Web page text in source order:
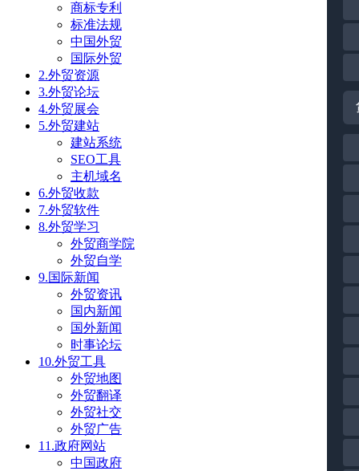
商标专利
标准法规
中国外贸
国际外贸
2.外贸资源
3.外贸论坛
4.外贸展会
5.外贸建站
建站系统
SEO工具
主机域名
6.外贸收款
7.外贸软件
8.外贸学习
外贸商学院
外贸自学
9.国际新闻
外贸资讯
国内新闻
国外新闻
时事论坛
10.外贸工具
外贸地图
外贸翻译
外贸社交
外贸广告
11.政府网站
中国政府